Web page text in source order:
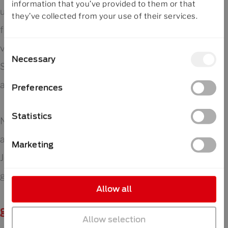
information that you’ve provided to them or that
they’ve collected from your use of their services.
Consent
Selection
Necessary
Preferences
Statistics
Marketing
Allow all
Allow selection
unter jobs@rosendahlnextrom.com, damit wir
für dich alle Sicherheitsmaßnahmen
vorbereiten können. Zwischen unseren
Sondermaschinen gibt es ein paar Kleinigkeiten,
auf die wir achten müssen.
Neben unseren Betriebsführungen kannst du
auch gerne zum Plaudern rund um mögliche
Jobs kommen. Unser HR-Abteilung steht dir
gerne für individuelle Gespräche zur Verfügung.
gleich anmelden